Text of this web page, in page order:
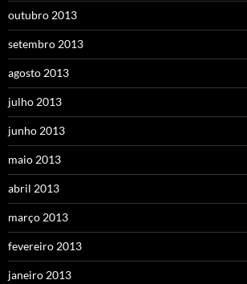
outubro 2013
setembro 2013
agosto 2013
julho 2013
junho 2013
maio 2013
abril 2013
março 2013
fevereiro 2013
janeiro 2013